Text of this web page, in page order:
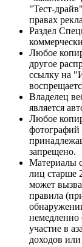
"Тест-
правах
Раздел
Любое
другое
ссылку на
Владелец
является
Любое
фотографий
запрещено.
Материалы
лиц старше
может
правила
немедленно
участие в
доходов